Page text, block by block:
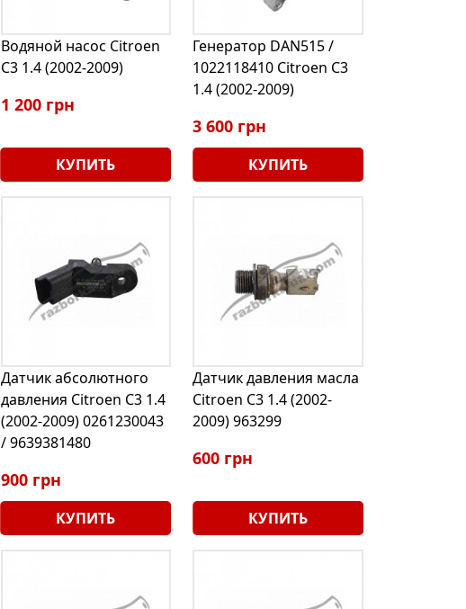
Водяной насос Citroen
C3 1.4 (2002-2009)
1 200 грн
КУПИТЬ
Генератор DAN515 /
1022118410 Citroen C3
1.4 (2002-2009)
3 600 грн
КУПИТЬ
Датчик абсолютного
давления Citroen C3 1.4
(2002-2009) 0261230043
/ 9639381480
900 грн
КУПИТЬ
Датчик давления масла
Citroen C3 1.4 (2002-
2009) 963299
600 грн
КУПИТЬ